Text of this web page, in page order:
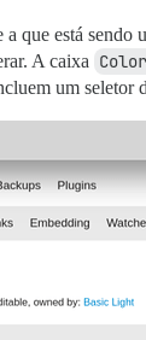
que está
A caixa
um